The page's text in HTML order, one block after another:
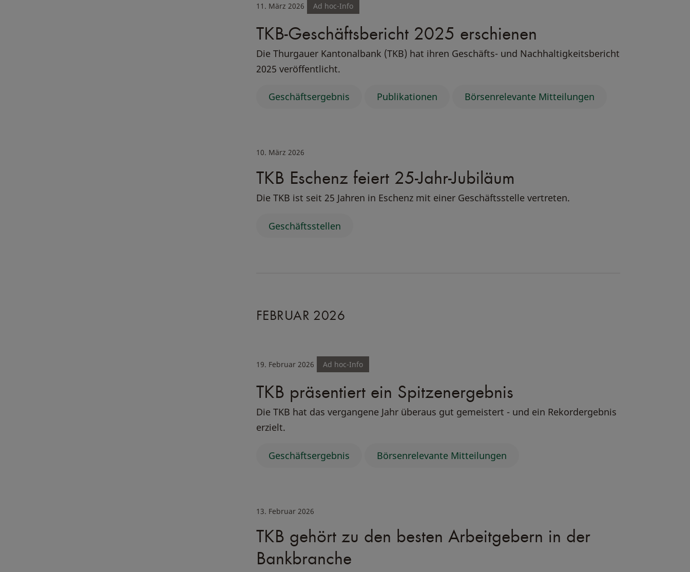
11. März 2026 Ad hoc-Info
TKB-Geschäftsbericht 2025 erschienen
Die Thurgauer Kantonalbank (TKB) hat ihren Geschäfts- und Nachhaltigkeitsbericht
2025 veröffentlicht.
Geschäftsergebnis Publikationen Börsenrelevante Mitteilungen
10. März 2026
TKB Eschenz feiert 25-Jahr-Jubiläum
Die TKB ist seit 25 Jahren in Eschenz mit einer Geschäftsstelle vertreten.
Geschäftsstellen
FEBRUAR 2026
19. Februar 2026 Ad hoc-Info
TKB präsentiert ein Spitzenergebnis
Die TKB hat das vergangene Jahr überaus gut gemeistert - und ein Rekordergebnis
erzielt.
Geschäftsergebnis Börsenrelevante Mitteilungen
13. Februar 2026
TKB gehört zu den besten Arbeitgebern in der
Bankbranche